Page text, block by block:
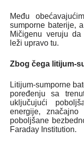
Među
sumporne baterije,
Mičigenu veruju
leži upravo tu.
Zbog čega litijum-
Litijum-sumporne
poređenju sa
uključujući
energije,
poboljšane
Faraday Institution.